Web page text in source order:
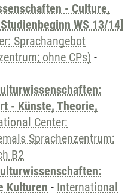
- Culture,
WS 13/14]
Sprachangebot
ohne CPs) -
- Künste, Theorie,
Center:
Sprachenzentrum;
B2
Kulturen - International